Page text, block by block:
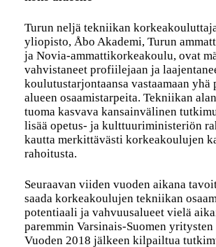
Turun neljä tekniikan
yliopisto, Åbo Akademi, Turun
ja Novia-ammattikorkeakoulu, ovat
vahvistaneet profiilejaan ja
koulutustarjontaansa vastaamaan yhä
alueen osaamistarpeita. Tekniikan
tuoma kasvava kansainvälinen
lisää opetus- ja kulttuuriministeriön
kautta merkittävästi korkeakoulujen
rahoitusta.
Seuraavan viiden vuoden aikana
saada korkeakoulujen tekniikan
potentiaali ja vahvuusalueet vielä
paremmin Varsinais-Suomen
Vuoden 2018 jälkeen kilpailtua